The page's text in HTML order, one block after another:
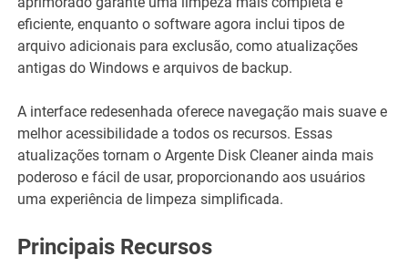
eficiente, enquanto o software agora inclui tipos de
arquivo adicionais para exclusão, como atualizações
antigas do Windows e arquivos de backup.
A interface redesenhada oferece navegação mais suave e
melhor acessibilidade a todos os recursos. Essas
atualizações tornam o Argente Disk Cleaner ainda mais
poderoso e fácil de usar, proporcionando aos usuários
uma experiência de limpeza simplificada.
Principais Recursos